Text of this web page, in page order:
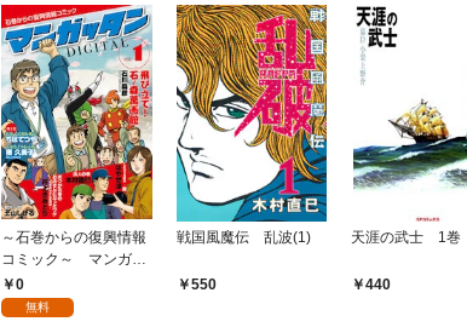
～石巻からの復興情報
コミック～ マンガッ
タン＝デジタル Vol.1
0
無料
戦国風魔伝 乱波(1)
550
天涯の武士 1巻
440